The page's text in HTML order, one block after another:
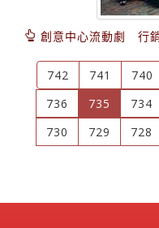
創意中心流動劇 行
742 741 740
736
735 (current)
734
730
729 728